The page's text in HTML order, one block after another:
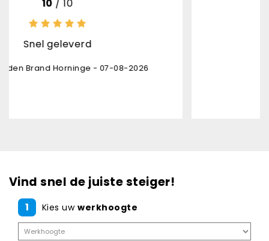
- 07-08-2026
Vind snel de juiste steiger!
1 Kies uw werkhoogte